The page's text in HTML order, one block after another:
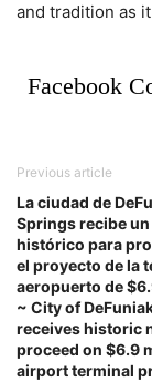
and tradition as
Facebook
Previous article
La ciudad de
Springs recibe
histórico para
el proyecto de la
aeropuerto de
~ City of
receives historic
proceed on $6.9
airport terminal